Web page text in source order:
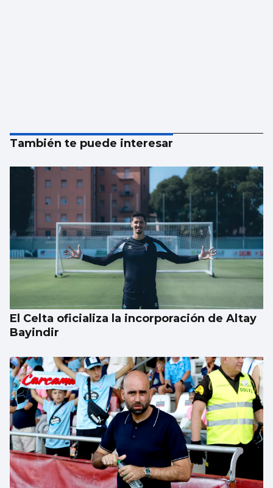
También te puede interesar
El Celta oficializa la incorporación de Altay
Bayindir